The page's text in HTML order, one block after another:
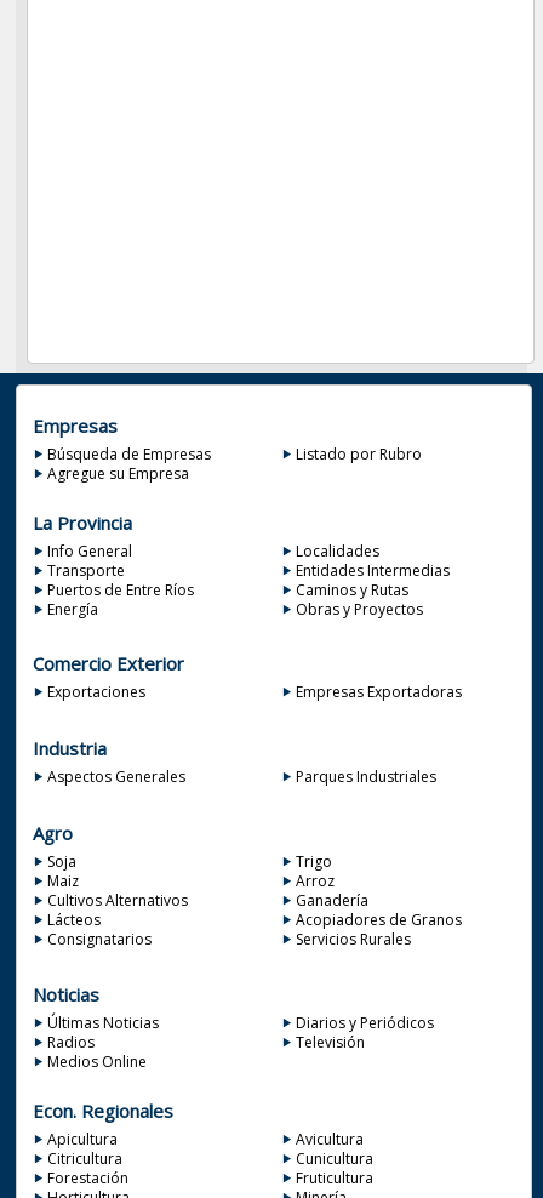
Empresas
Búsqueda de Empresas
Listado por Rubro
Agregue su Empresa
La Provincia
Info General
Localidades
Transporte
Entidades Intermedias
Puertos de Entre Ríos
Caminos y Rutas
Energía
Obras y Proyectos
Comercio Exterior
Exportaciones Empresas Exportadoras
Industria
Aspectos Generales Parques Industriales
Agro
Soja
Trigo
Maiz
Arroz
Cultivos Alternativos
Ganadería
Lácteos
Acopiadores de Granos
Consignatarios
Servicios Rurales
Noticias
Últimas Noticias
Diarios y Periódicos
Radios
Televisión
Medios Online
Econ. Regionales
Apicultura
Avicultura
Citricultura
Cunicultura
Forestación
Fruticultura